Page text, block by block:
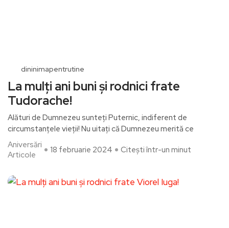
dininimapentrutine
La mulți ani buni și rodnici frate
Tudorache!
Alături de Dumnezeu sunteți Puternic, indiferent de
circumstanțele vieții! Nu uitați că Dumnezeu merită ce
Aniversări
Articole
18 februarie 2024 Citești într-un minut